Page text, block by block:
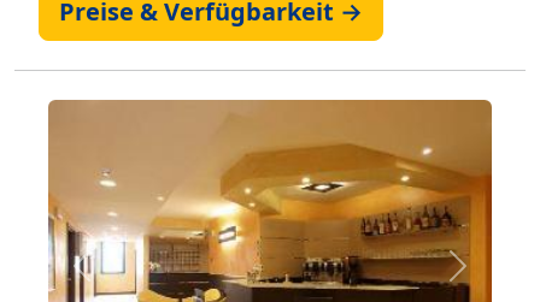
Preise & Verfügbarkeit →
Zurück Weiter